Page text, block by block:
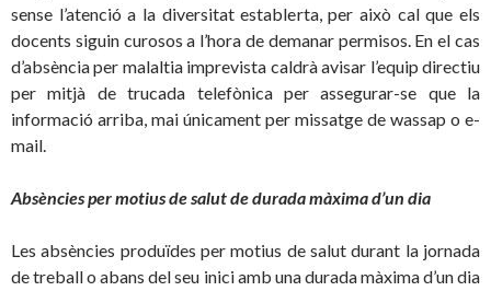
sense l’atenció a la diversitat establerta, per això cal que els
docents siguin curosos a l’hora de demanar permisos. En el cas
d’absència per malaltia imprevista caldrà avisar l’equip directiu
per mitjà de trucada telefònica per assegurar-se que la
informació arriba, mai únicament per missatge de wassap o e-
mail.
Absències per motius de salut de durada màxima d’un dia
Les absències produïdes per motius de salut durant la jornada
de treball o abans del seu inici amb una durada màxima d’un dia